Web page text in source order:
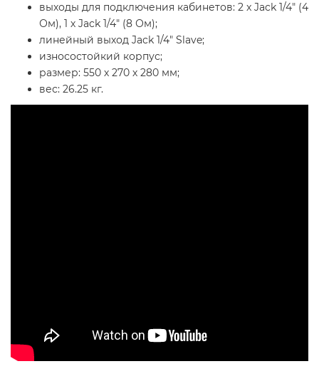
выходы для подключения кабинетов: 2 x Jack 1/4" (4
Ом), 1 х Jack 1/4" (8 Ом);
линейный выход Jack 1/4" Slave;
износостойкий корпус;
размер: 550 х 270 х 280 мм;
вес: 26.25 кг.